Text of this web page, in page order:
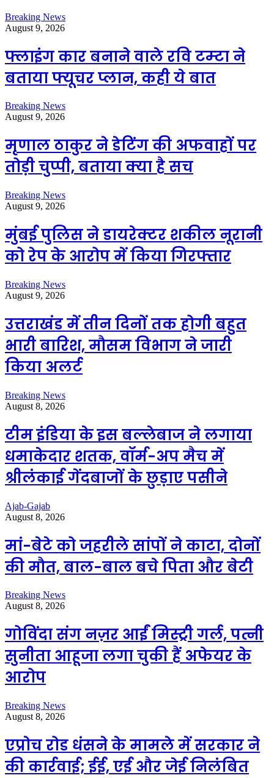
Breaking News
August 9, 2026
फ्लाइंग कार बनाने वाले रवि टम्टा ने
बताया फ्यूचर प्लान, कही ये बात
Breaking News
August 9, 2026
मृणाल ठाकुर ने डेटिंग की अफवाहों पर
तोड़ी चुप्पी, बताया क्या है सच
Breaking News
August 9, 2026
मुंबई पुलिस ने डायरेक्टर शकील नूरानी
को रेप के आरोप में किया गिरफ्तार
Breaking News
August 9, 2026
उत्तराखंड में तीन दिनों तक होगी बहुत
भारी बारिश, मौसम विभाग ने जारी
किया अलर्ट
Breaking News
August 8, 2026
टीम इंडिया के इस बल्लेबाज ने लगाया
धमाकेदार शतक, वॉर्म-अप मैच में
श्रीलंकाई गेंदबाजों के छुड़ाए पसीने
Ajab-Gajab
August 8, 2026
मां-बेटे को जहरीले सांपों ने काटा, दोनों
की मौत, बाल-बाल बचे पिता और बेटी
Breaking News
August 8, 2026
गोविंदा संग नज़र आईं मिस्ट्री गर्ल, पत्नी
सुनीता आहूजा लगा चुकी हैं अफेयर के
आरोप
Breaking News
August 8, 2026
एप्राेच रोड धंसने के मामले में सरकार ने
की कार्रवाई; ईई, एई और जेई निलंबित